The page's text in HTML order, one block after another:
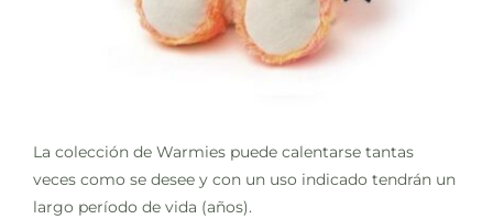
La colección de Warmies puede calentarse tantas
veces como se desee y con un uso indicado tendrán un
largo período de vida (años).